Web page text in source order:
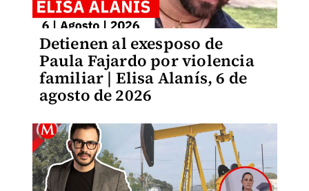
Detienen al exesposo de
Paula Fajardo por violencia
familiar | Elisa Alanís, 6 de
agosto de 2026